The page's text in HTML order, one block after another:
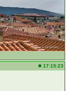
17:15:23